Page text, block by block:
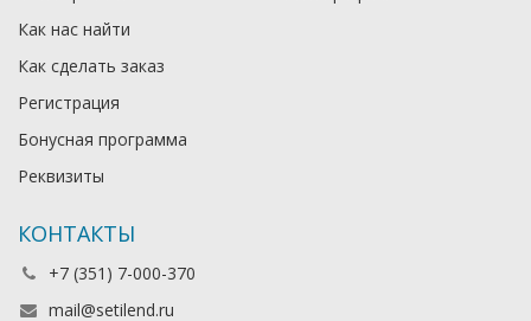
Как нас найти
Как сделать заказ
Регистрация
Бонусная программа
Реквизиты
КОНТАКТЫ
+7 (351) 7-000-370
mail@setilend.ru